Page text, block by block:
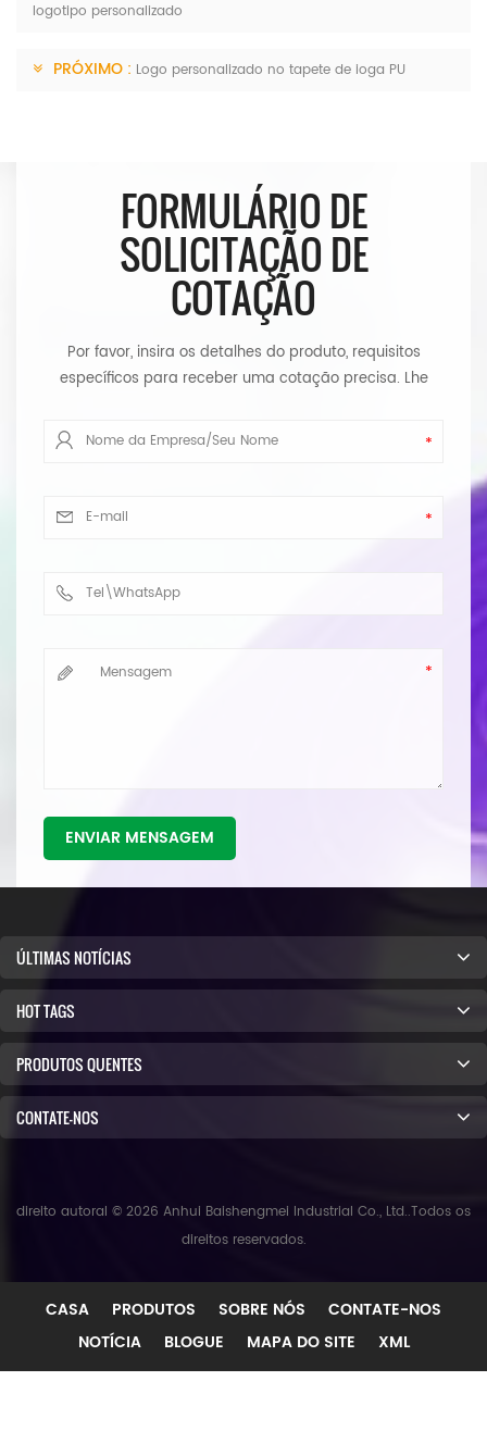
logotipo personalizado
PRÓXIMO : Logo personalizado no tapete de ioga PU
FORMULÁRIO DE
SOLICITAÇÃO DE
COTAÇÃO
Por favor, insira os detalhes do produto, requisitos
específicos para receber uma cotação precisa. Lhe
ENVIAR MENSAGEM
ÚLTIMAS NOTÍCIAS
HOT TAGS
PRODUTOS QUENTES
CONTATE-NOS
direito autoral © 2026 Anhui Baishengmei Industrial Co., Ltd..Todos os
direitos reservados.
CASA PRODUTOS SOBRE NÓS
CONTATE-NOS
NOTÍCIA
BLOGUE MAPA DO SITE XML